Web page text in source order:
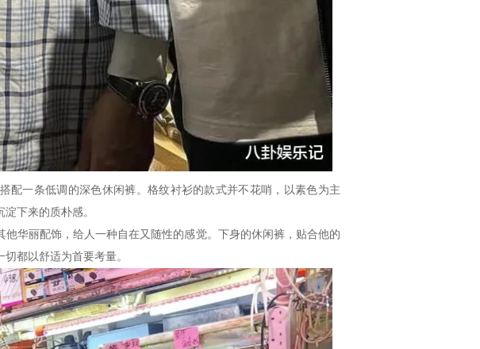
配一条低调的深色休闲裤。格纹衬衫的款式并不花哨，以素色为主
下来的质朴感。
华丽配饰，给人一种自在又随性的感觉。下身的休闲裤，贴合他的
都以舒适为首要考量。